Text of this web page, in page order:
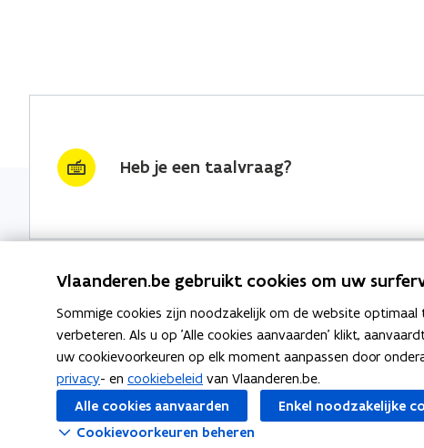
Heb je een taalvraag?
Nieuwsbrief krijgen?
vraag & woord van de week
wekelijks in je mailbox
Schrijf je in
Thema's
Vlaanderen.be gebruikt cookies om uw
Sommige cookies zijn noodzakelijk om de website
verbeteren. Als u op 'Alle cookies aanvaarden' klikt,
uw cookievoorkeuren op elk moment aanpassen door
privacy- en cookiebeleid van Vlaanderen.be.
Alle cookies aanvaarden
Enkel noodzakelijke
Cookievoorkeuren beheren